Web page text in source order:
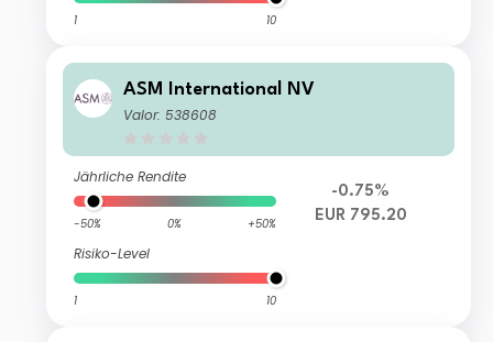
1 10
ASM International NV
Valor: 538608
Jährliche Rendite
-50% 0% +50%
Risiko-Level
1 10
-0.75%
EUR 795.20